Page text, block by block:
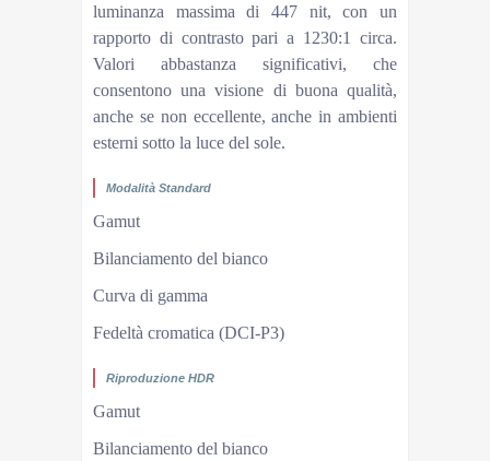
luminanza massima di 447 nit, con un
rapporto di contrasto pari a 1230:1 circa.
Valori abbastanza significativi, che
consentono una visione di buona qualità,
anche se non eccellente, anche in ambienti
esterni sotto la luce del sole.
Modalità Standard
Gamut
Bilanciamento del bianco
Curva di gamma
Fedeltà cromatica (DCI-P3)
Riproduzione HDR
Gamut
Bilanciamento del bianco